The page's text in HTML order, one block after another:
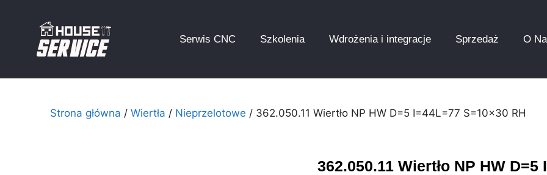
Serwis CNC Szkolenia Wdrożenia i integracje Sprzedaż O
Strona główna / Wiertła / Nieprzelotowe / 362.050.11 Wiertło NP HW D=5 I=44L=77 S=10×30 RH
362.050.11 Wiertło NP HW D=5